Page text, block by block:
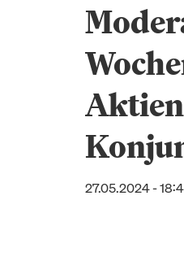
27.05.2024 -